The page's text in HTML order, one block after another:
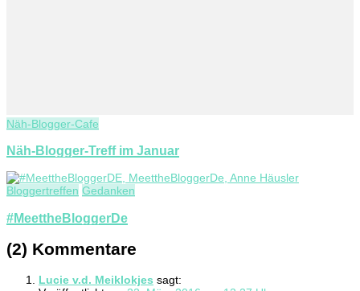
Näh-Blogger-Cafe
Näh-Blogger-Treff im Januar
Bloggertreffen Gedanken
#MeettheBloggerDe
(2) Kommentare
Lucie v.d. Meiklokjes sagt: